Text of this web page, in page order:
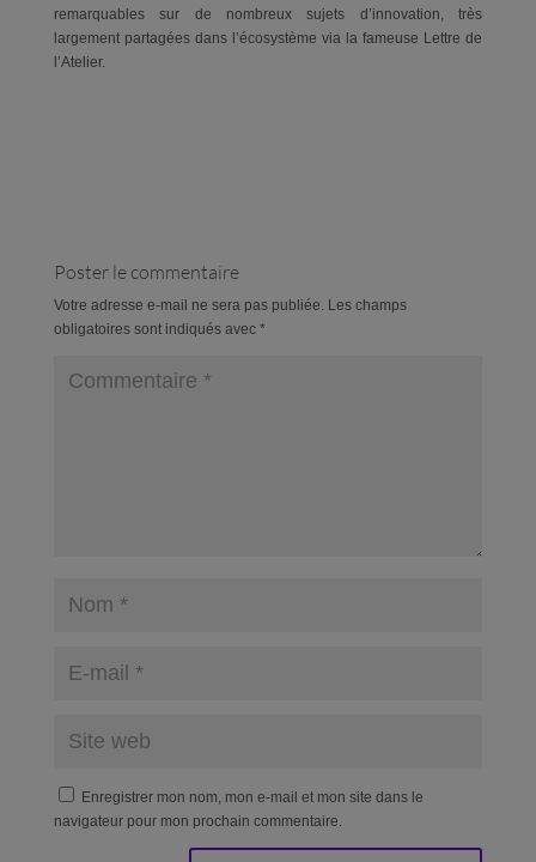
remarquables sur de nombreux sujets d’innovation, très
largement partagées dans l’écosystème via la fameuse Lettre de
l’Atelier.
Poster le commentaire
Votre adresse e-mail ne sera pas publiée. Les champs
obligatoires sont indiqués avec *
Enregistrer mon nom, mon e-mail et mon site dans le
navigateur pour mon prochain commentaire.